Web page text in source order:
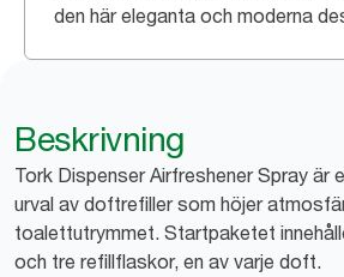
den här eleganta och moderna
Beskrivning
Tork Dispenser Airfreshener Spray är
urval av doftrefiller som höjer
toalettutrymmet. Startpaketet
och tre refillflaskor, en av varje doft.